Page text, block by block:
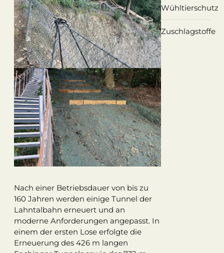
Nach einer Betriebsdauer von bis zu
160 Jahren werden einige Tunnel der
Lahntalbahn erneuert und an
moderne Anforderungen angepasst. In
einem der ersten Lose erfolgte die
Erneuerung des 426 m langen
Wühltierschutz
Zuschlagstoffe